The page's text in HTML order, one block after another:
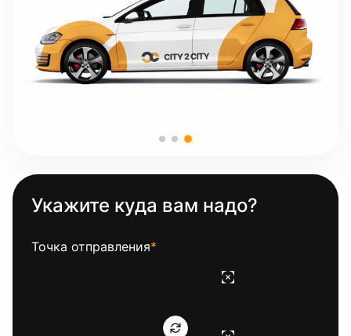
Укажите куда вам надо?
Точка отправления*